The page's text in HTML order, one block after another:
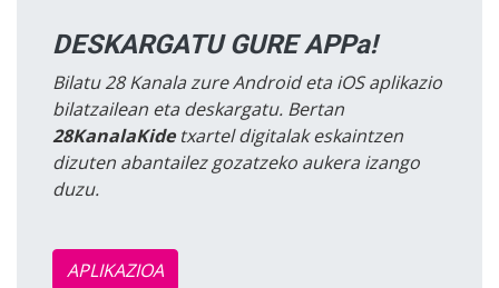
DESKARGATU GURE APPa!
Bilatu 28 Kanala zure Android eta iOS aplikazio
bilatzailean eta deskargatu. Bertan
28KanalaKidetxartel digitalak eskaintzen
dizuten abantailez gozatzeko aukera izango
duzu.
APLIKAZIOA